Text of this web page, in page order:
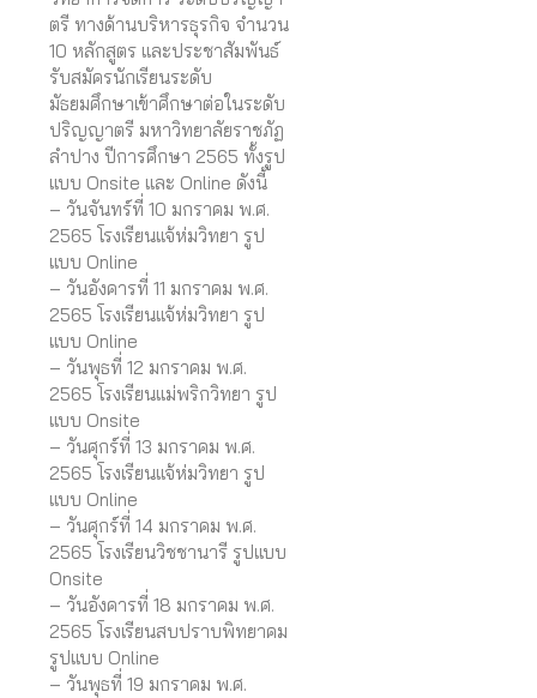
ตรี ทางด้านบริหารธุรกิจ จำนวน
10 หลักสูตร และประชาสัมพันธ์
รับสมัครนักเรียนระดับ
มัธยมศึกษาเข้าศึกษาต่อในระดับ
ปริญญาตรี มหาวิทยาลัยราชภัฏ
ลำปาง ปีการศึกษา 2565 ทั้งรูป
แบบ Onsite และ Online ดังนี้
– วันจันทร์ที่ 10 มกราคม พ.ศ.
2565 โรงเรียนแจ้ห่มวิทยา รูป
แบบ Online
– วันอังคารที่ 11 มกราคม พ.ศ.
2565 โรงเรียนแจ้ห่มวิทยา รูป
แบบ Online
– วันพุธที่ 12 มกราคม พ.ศ.
2565 โรงเรียนแม่พริกวิทยา รูป
แบบ Onsite
– วันศุกร์ที่ 13 มกราคม พ.ศ.
2565 โรงเรียนแจ้ห่มวิทยา รูป
แบบ Online
– วันศุกร์ที่ 14 มกราคม พ.ศ.
2565 โรงเรียนวิชชานารี รูปแบบ
Onsite
– วันอังคารที่ 18 มกราคม พ.ศ.
2565 โรงเรียนสบปราบพิทยาคม
รูปแบบ Online
– วันพุธที่ 19 มกราคม พ.ศ.